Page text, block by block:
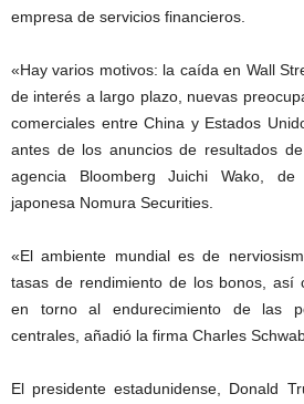
empresa de servicios financieros.
«Hay varios motivos: la caída en Wall
de interés a largo plazo, nuevas
comerciales entre China y Estados
antes de los anuncios de resultados
agencia Bloomberg Juichi Wako,
japonesa Nomura Securities.
«El ambiente mundial es de
tasas de rendimiento de los bonos, así
en torno al endurecimiento de las
centrales, añadió la firma Charles
El presidente estadunidense, Donald